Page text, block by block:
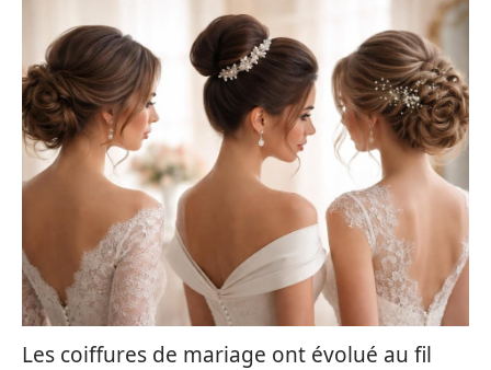
Les coiffures de mariage ont évolué au fil